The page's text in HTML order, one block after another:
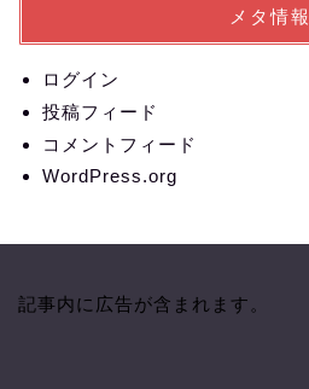
メタ情報
ログイン
投稿フィード
コメントフィード
WordPress.org
記事内に広告が含まれます。